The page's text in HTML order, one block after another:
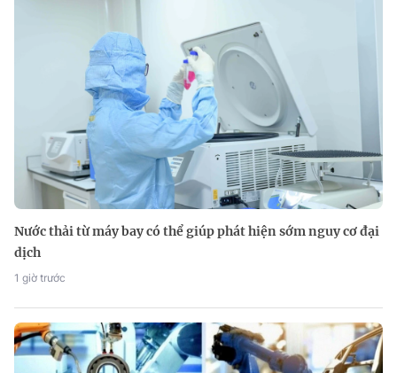
Nước thải từ máy bay có thể giúp phát hiện sớm nguy cơ đại
dịch
1 giờ trước